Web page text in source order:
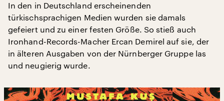
In den in Deutschland erscheinenden
türkischsprachigen Medien wurden sie damals
gefeiert und zu einer festen Größe. So stieß auch
Ironhand-Records-Macher Ercan Demirel auf sie, der
in älteren Ausgaben von der Nürnberger Gruppe las
und neugierig wurde.